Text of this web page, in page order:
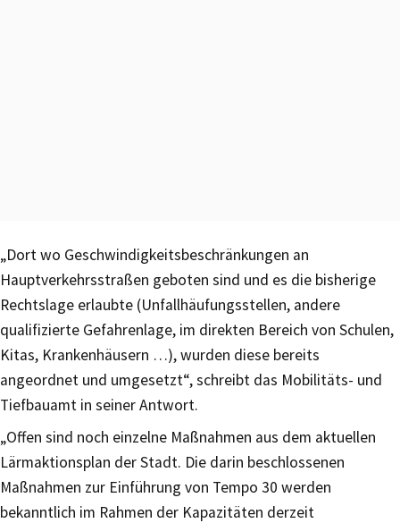
„Dort wo Geschwindigkeitsbeschränkungen an
Hauptverkehrsstraßen geboten sind und es die bisherige
Rechtslage erlaubte (Unfallhäufungsstellen, andere
qualifizierte Gefahrenlage, im direkten Bereich von Schulen,
Kitas, Krankenhäusern …), wurden diese bereits
angeordnet und umgesetzt“, schreibt das Mobilitäts- und
Tiefbauamt in seiner Antwort.
„Offen sind noch einzelne Maßnahmen aus dem aktuellen
Lärmaktionsplan der Stadt. Die darin beschlossenen
Maßnahmen zur Einführung von Tempo 30 werden
bekanntlich im Rahmen der Kapazitäten derzeit